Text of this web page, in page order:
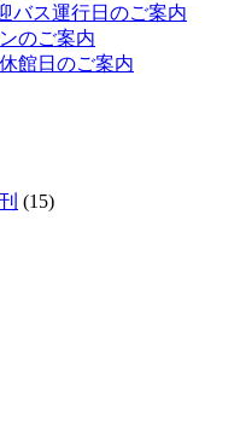
バス運行日のご案内
のご案内
館日のご案内
(15)